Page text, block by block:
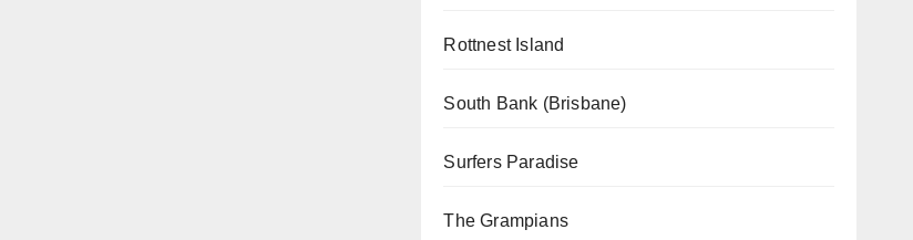
Rottnest Island
South Bank (Brisbane)
Surfers Paradise
The Grampians